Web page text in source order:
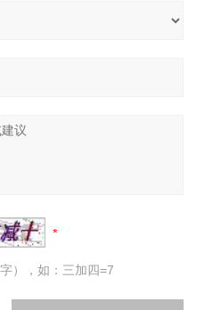
），如：三加四=7